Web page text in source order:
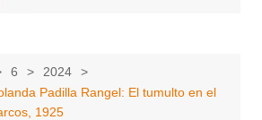
6
2024
Padilla Rangel: El tumulto en el
1925